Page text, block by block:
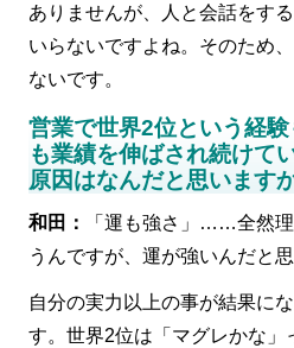
ありませんが、人と会話をす
いらないですよね。そのため
ないです。
営業で世界2位という経
も業績を伸ばされ続けて
原因はなんだと思います
和田：
「運も強さ」……全然
うんですが、運が強いんだと思
自分の実力以上の事が結果に
す。世界2位は「マグレかな」